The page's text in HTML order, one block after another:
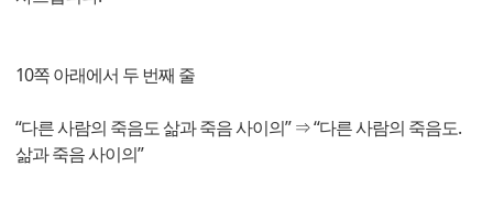
10쪽 아래에서 두 번째 줄
“다른 사람의 죽음도 삶과 죽음 사이의” ⇒ “다른 사람의 죽음도.
삶과 죽음 사이의”